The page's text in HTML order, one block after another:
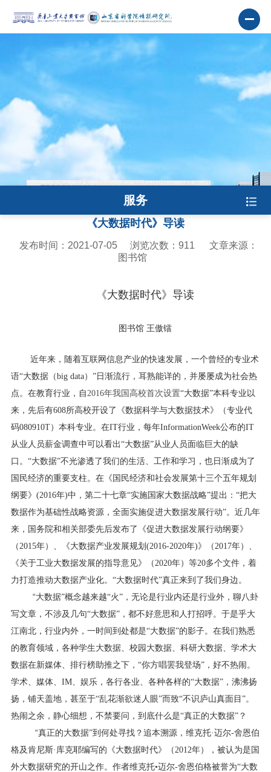
服务
《大数据时代》导读
发布时间：2021-07-05 浏览次数： 911
文章来源：
图书馆
《大数据时代》导读
图书馆 王傲镭
近年来，随着互联网信息产业的快速发展，一个曾经的专业术
语“大数据（big data）”日渐流行，耳熟能详的，并屡屡成为社会热
点。在教育行业，自 2016年我国高校首次设置“大数据”本科专业以
来，先后有608所高校开设了《数据科学与大数据技术》（专业代
码080910T）本科专业。在IT行业，每年InformationWeek公布的IT
从业人员薪金调查中可以看出“大数据”从业人员面临巨大的缺
口。“大数据”不光渗透了我们的生活、工作和学习，也日渐成为了
国民经济的重要支柱。在《国民经济和社会发展第十三个五年规划
纲要》 (2016年)中，第二十七章“实施国家大数据战略”提出：“把大
数据作为基础性战略资源，全面实施促进大数据发展行动”。近几年
来，国务院和相关部委先后发布了《促进大数据发展行动纲要》
（ 2015年）、《大数据产业发展规划 (2016-2020年)》（ 2017年）、
《关于工业大数据发展的指导意见》（ 2020年）等20多个文件，着
力打造推动大数据产业化。“大数据时代”真正来到了我们身边。
“大数据”概念越来越“火”，无论是行业内还是行业外，聊八卦
写文章，不涉及几句“大数据”，都不好意思和人打招呼。于是乎大
江南北，行业内外，一时间到处都是“大数据”的影子。在我们熟悉
的教育领域，各种学生大数据、校园大数据、科研大数据、学术大
数据在新媒体、排行榜助推之下，“你方唱罢我登场”，好不热闹。
学术、媒体、 IM、娱乐，各行各业、各种各样的“大数据”，沸沸扬
扬，铺天盖地，甚至于“乱花渐欲迷人眼”而致“不识庐山真面目”。
热闹之余，静心细想，不禁要问，到底什么是“真正的大数据”？
“真正的大数据”到何处寻找？追本溯源，维克托·迈尔-舍恩伯
格及肯尼斯· 库克耶编写的《大数据时代》（ 2012年），被认为是国
外大数据研究的开山之作。作者维克托•迈尔-舍恩伯格被誉为“大数